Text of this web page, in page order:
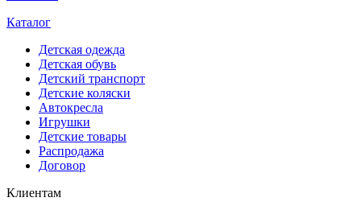
Каталог
Детская одежда
Детская обувь
Детский транспорт
Детские коляски
Автокресла
Игрушки
Детские товары
Распродажа
Договор
Клиентам